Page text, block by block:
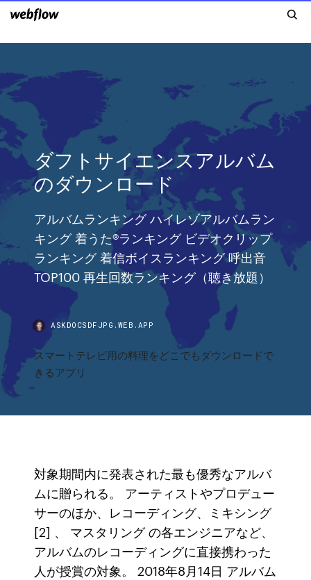
ダフトサイエンスアルバム
のダウンロード
アルバムランキング ハイレゾアルバムラン
キング 着うた®ランキング ビデオクリップ
ランキング 着信ボイスランキング 呼出音
TOP100 再生回数ランキング（聴き放題）
ASKDOCSDFJPG.WEB.APP
スマートテレビ用の料理をどこでもダウンロードで
きるアプリ
対象期間内に発表された最も優秀なアルバ
ムに贈られる。 アーティストやプロデュー
サーのほか、レコーディング、ミキシング
[2] 、 マスタリング の各エンジニアなど、
アルバムのレコーディングに直接携わった
人が授賞の対象。 2018年8月14日 アルバム